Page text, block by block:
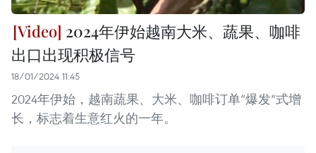
2024年伊始越南大米、蔬果、咖啡
出口出现积极信号
18/01/2024 11:45
2024年伊始，越南蔬果、大米、咖啡订单“爆发“式增
长，标志着生意红火的一年。